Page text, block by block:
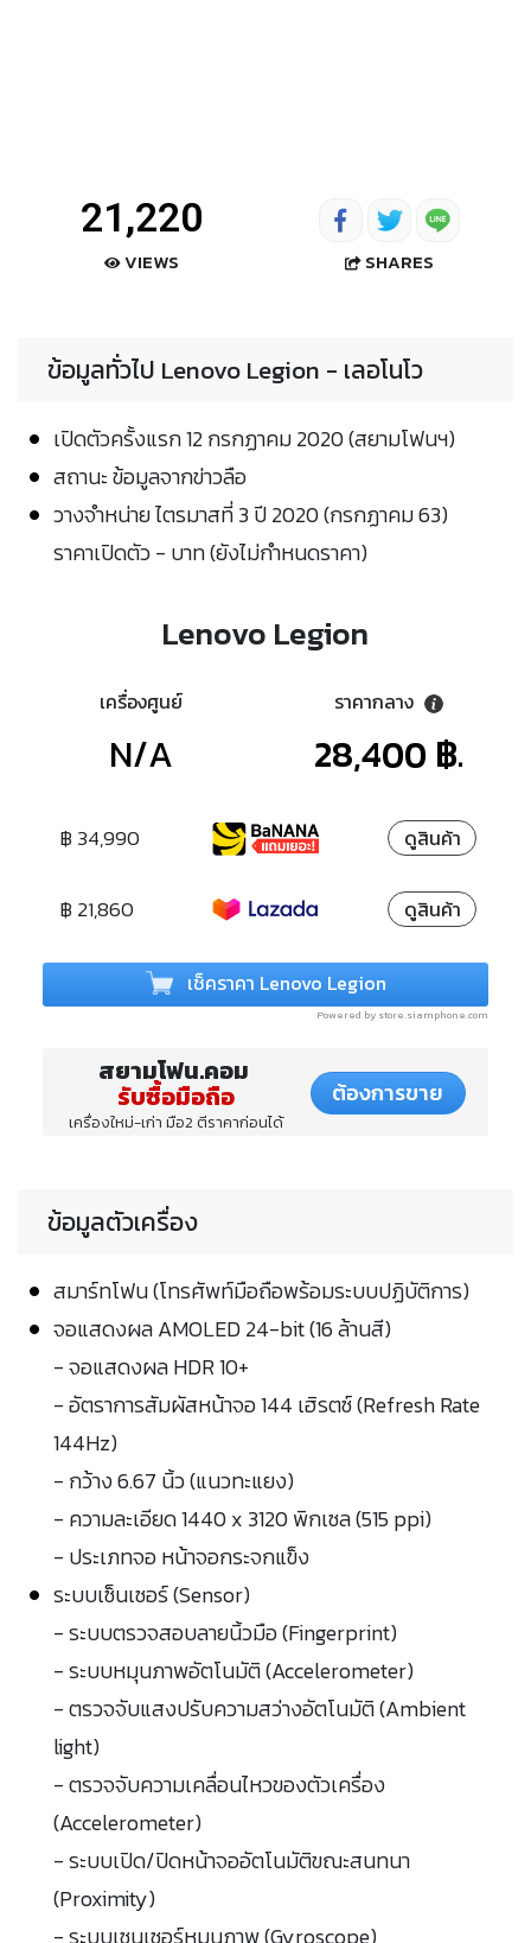
21,220
VIEWS SHARES
ข้อมูลทั่วไป Lenovo Legion - เลอโนโว
เปิดตัวครั้งแรก 12 กรกฏาคม 2020 (สยามโฟนฯ)
สถานะ ข้อมูลจากข่าวลือ
วางจำหน่าย ไตรมาสที่ 3 ปี 2020 (กรกฏาคม 63)
ราคาเปิดตัว - บาท (ยังไม่กำหนดราคา)
Lenovo Legion
เครื่องศูนย์
N/A
ราคากลาง
28,400 ฿.
฿ 34,990 ดูสินค้า
฿ 21,860 ดูสินค้า
เช็คราคา Lenovo Legion
Powered by store.siamphone.com
สยามโฟน.คอม
รับซื้อมือถือ
เครื่องใหม่-เก่า มือ2 ตีราคาก่อนได้
ต้องการขาย
ข้อมูลตัวเครื่อง
สมาร์ทโฟน (โทรศัพท์มือถือพร้อมระบบปฏิบัติการ)
จอแสดงผล AMOLED 24-bit (16 ล้านสี)
- จอแสดงผล HDR 10+
- อัตราการสัมผัสหน้าจอ 144 เฮิรตซ์ (Refresh Rate
144Hz)
- กว้าง 6.67 นิ้ว (แนวทะแยง)
- ความละเอียด 1440 x 3120 พิกเซล (515 ppi)
- ประเภทจอ หน้าจอกระจกแข็ง
ระบบเซ็นเซอร์ (Sensor)
- ระบบตรวจสอบลายนิ้วมือ (Fingerprint)
- ระบบหมุนภาพอัตโนมัติ (Accelerometer)
- ตรวจจับแสงปรับความสว่างอัตโนมัติ (Ambient
light)
- ตรวจจับความเคลื่อนไหวของตัวเครื่อง
(Accelerometer)
- ระบบเปิด/ปิดหน้าจออัตโนมัติขณะสนทนา
(Proximity)